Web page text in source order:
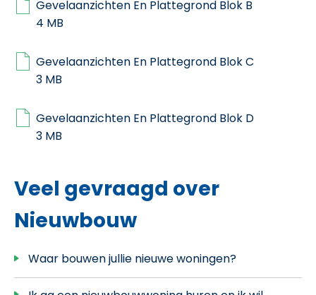
Gevelaanzichten En Plattegrond Blok B
4 MB
Gevelaanzichten En Plattegrond Blok C
3 MB
Gevelaanzichten En Plattegrond Blok D
3 MB
Veel gevraagd over
Nieuwbouw
Waar bouwen jullie nieuwe woningen?